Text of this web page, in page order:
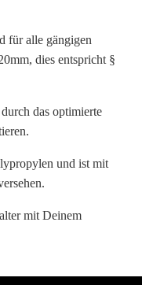
für alle gängigen
dies entspricht §
das optimierte
und ist mit
mit Deinem